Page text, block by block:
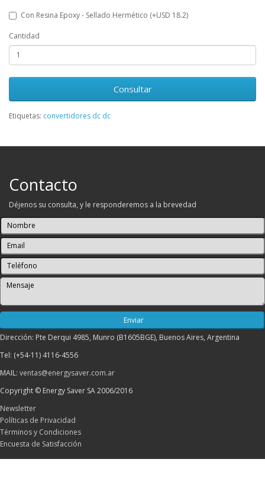
Con Resina Epoxy - Sellado Hermético (+USD 18.2)
Cantidad
Consultar
Etiquetas: convertidores dc dc
Contacto
Déjenos su consulta, y le responderemos a la brevedad
Dirección: Pte Derqui 4985, Munro (B1605BGE), Buenos Aires, Argentina
Tel: (+54-11) 4116-4556
MAIL: ventas@energysaver.com.ar
Copyright © Energy Saver SA 2006/2016
Newsletter
Políticas de Privacidad
Términos y Condiciones
Encuesta de Satisfacción